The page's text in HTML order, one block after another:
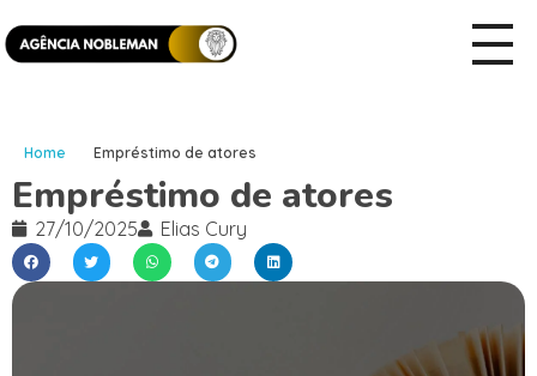
Home Empréstimo de atores
Empréstimo de atores
27/10/2025 Elias Cury